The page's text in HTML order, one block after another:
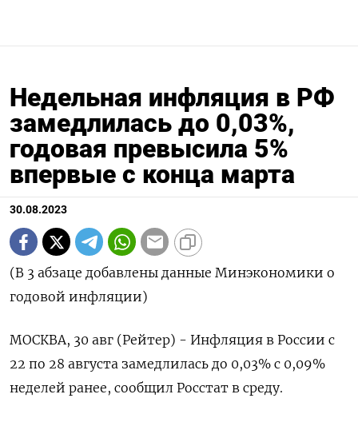
Недельная инфляция в РФ
замедлилась до 0,03%,
годовая превысила 5%
впервые с конца марта
30.08.2023
(В 3 абзаце добавлены данные Минэкономики о
годовой инфляции)
МОСКВА, 30 авг (Рейтер) - Инфляция в России с
22 по 28 августа замедлилась до 0,03% с 0,09%
неделей ранее, сообщил Росстат в среду.